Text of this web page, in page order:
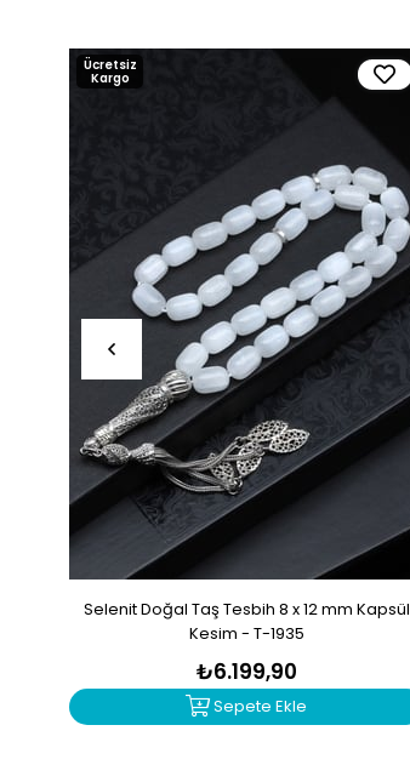
Selenit Doğal Taş Tesbih 8 x 12 mm Kapsül
Kesim - T-1935
₺6.199,90
Sepete Ekle
Ücretsiz
Kargo